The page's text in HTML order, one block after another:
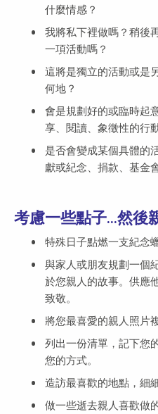
什麼情感？
我將私下裡做嗎？稍後
一項活動嗎？
這將是獨立的活動或是
何地？
會是規劃好的或臨時起
享、閱讀、象徵性的行
是否會變成某個具體的
獻或紀念、捐款、基金
考慮一些點子...然後
特殊日子點燃一支紀念
與家人或朋友規劃一個
於您親人的故事。供應
致敬。
將您最喜愛的親人照片
列出一份清單，記下您
您的方式。
造訪最喜歡的地點，細
做一些逝去親人喜歡做